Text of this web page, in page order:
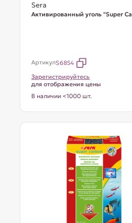
Sera
Активированный уголь "Super
АртикулS6854
Зарегистрируйтесь
для отображения цены
В наличии <1000 шт.